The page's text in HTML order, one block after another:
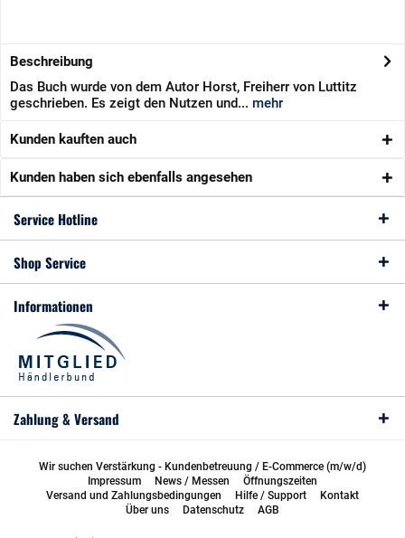
Beschreibung
Das Buch wurde von dem Autor Horst, Freiherr von Luttitz
geschrieben. Es zeigt den Nutzen und... mehr
Kunden kauften auch
Kunden haben sich ebenfalls angesehen
Service Hotline
Shop Service
Informationen
Zahlung & Versand
Wir suchen Verstärkung - Kundenbetreuung / E-Commerce (m/w/d)
Impressum
News / Messen
Öffnungszeiten
Versand und Zahlungsbedingungen
Hilfe / Support
Kontakt
Über uns
Datenschutz AGB